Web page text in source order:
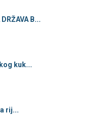
B...
kuk...
rij...